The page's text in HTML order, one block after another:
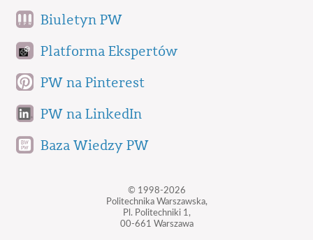
Biuletyn PW
Platforma Ekspertów
PW na Pinterest
PW na LinkedIn
Baza Wiedzy PW
© 1998-2026
Politechnika Warszawska,
Pl. Politechniki 1,
00-661 Warszawa